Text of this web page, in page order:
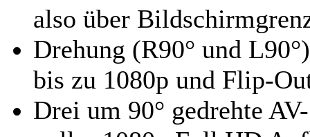
also über
Drehung (R90° und
bis zu 1080p und Flip-
Drei um 90° gedrehte